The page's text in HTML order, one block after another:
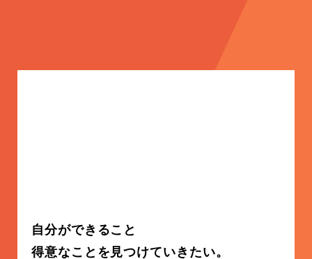
自分ができること
得意なことを見つけていきたい。